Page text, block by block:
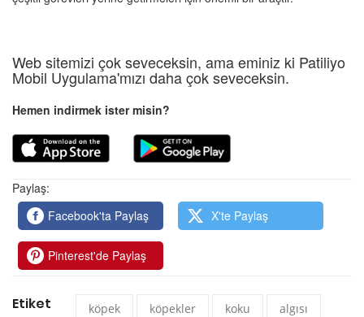
Web sitemizi çok seveceksin, ama eminiz ki Patiliyo
Mobil Uygulama'mızı daha çok seveceksin.
Hemen indirmek ister misin?
Paylaş:
Facebook'ta Paylaş
X'te Paylaş
Pinterest'de Paylaş
Etiket köpek köpekler koku algısı